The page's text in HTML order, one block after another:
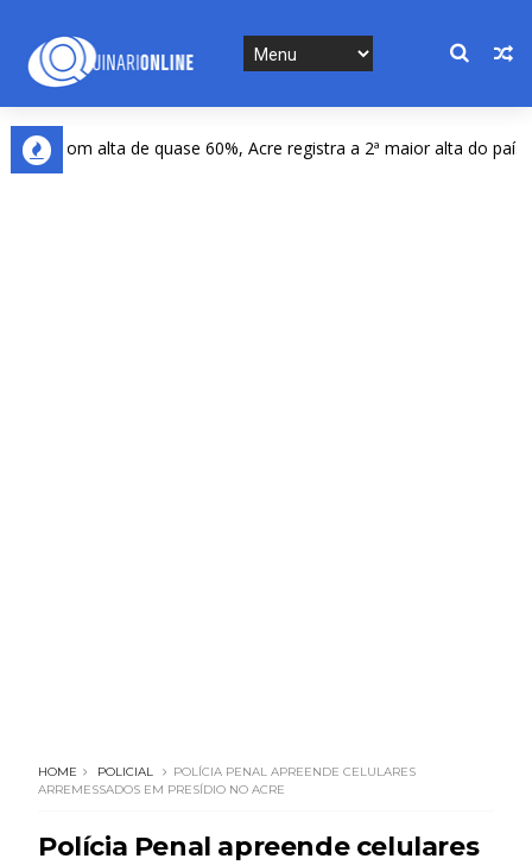
Com alta de quase 60%, Acre registra a 2ª maior alta do país na
HOME POLICIAL
POLÍCIA PENAL APREENDE CELULARES
ARREMESSADOS EM PRESÍDIO NO ACRE
Polícia Penal apreende celulares